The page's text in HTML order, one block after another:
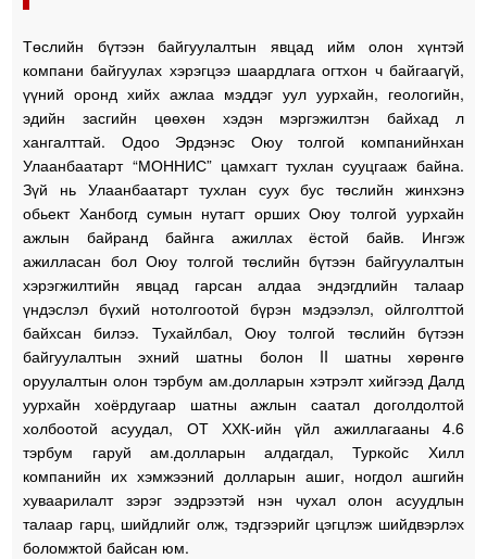
Төслийн бүтээн байгуулалтын явцад ийм олон хүнтэй
компани байгуулах хэрэгцээ шаардлага огтхон ч байгаагүй,
үүний оронд хийх ажлаа мэддэг уул уурхайн, геологийн,
эдийн засгийн цөөхөн хэдэн мэргэжилтэн байхад л
хангалттай. Одоо Эрдэнэс Оюу толгой компанийнхан
Улаанбаатарт “МОННИС” цамхагт тухлан сууцгааж байна.
Зүй нь Улаанбаатарт тухлан суух бус төслийн жинхэнэ
обьект Ханбогд сумын нутагт орших Оюу толгой уурхайн
ажлын байранд байнга ажиллах ёстой байв. Ингэж
ажилласан бол Оюу толгой төслийн бүтээн байгуулалтын
хэрэгжилтийн явцад гарсан алдаа эндэгдлийн талаар
үндэслэл бүхий нотолгоотой бүрэн мэдээлэл, ойлголттой
байхсан билээ. Тухайлбал, Оюу толгой төслийн бүтээн
байгуулалтын эхний шатны болон II шатны хөрөнгө
оруулалтын олон тэрбум ам.долларын хэтрэлт хийгээд Далд
уурхайн хоёрдугаар шатны ажлын саатал доголдолтой
холбоотой асуудал, ОТ ХХК-ийн үйл ажиллагааны 4.6
тэрбум гаруй ам.долларын алдагдал, Туркойс Хилл
компанийн их хэмжээний долларын ашиг, ногдол ашгийн
хуваарилалт зэрэг ээдрээтэй нэн чухал олон асуудлын
талаар гарц, шийдлийг олж, тэдгээрийг цэгцлэж шийдвэрлэх
боломжтой байсан юм.